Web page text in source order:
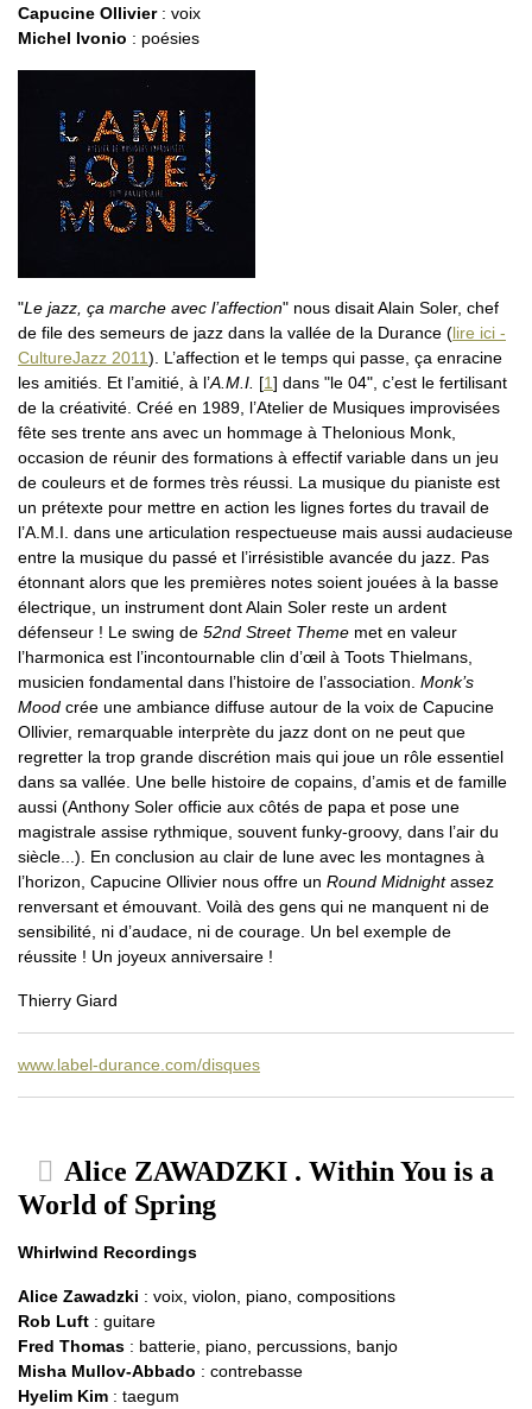
Capucine Ollivier: voix
Michel Ivonio : poésies
"Le jazz, ça marche avec l’affection" nous disait Alain Soler, chef
de file des semeurs de jazz dans la vallée de la Durance (lire ici -
CultureJazz 2011). L’affection et le temps qui passe, ça enracine
les amitiés. Et l’amitié, à l’A.M.I. [1] dans "le 04", c’est le fertilisant
de la créativité. Créé en 1989, l’Atelier de Musiques improvisées
fête ses trente ans avec un hommage à Thelonious Monk,
occasion de réunir des formations à effectif variable dans un jeu
de couleurs et de formes très réussi. La musique du pianiste est
un prétexte pour mettre en action les lignes fortes du travail de
l’A.M.I. dans une articulation respectueuse mais aussi audacieuse
entre la musique du passé et l’irrésistible avancée du jazz. Pas
étonnant alors que les premières notes soient jouées à la basse
électrique, un instrument dont Alain Soler reste un ardent
défenseur ! Le swing de 52nd Street Theme met en valeur
l’harmonica est l’incontournable clin d’œil à Toots Thielmans,
musicien fondamental dans l’histoire de l’association. Monk’s
Mood crée une ambiance diffuse autour de la voix de Capucine
Ollivier, remarquable interprète du jazz dont on ne peut que
regretter la trop grande discrétion mais qui joue un rôle essentiel
dans sa vallée. Une belle histoire de copains, d’amis et de famille
aussi (Anthony Soler officie aux côtés de papa et pose une
magistrale assise rythmique, souvent funky-groovy, dans l’air du
siècle...). En conclusion au clair de lune avec les montagnes à
l’horizon, Capucine Ollivier nous offre un Round Midnightassez
renversant et émouvant. Voilà des gens qui ne manquent ni de
sensibilité, ni d’audace, ni de courage. Un bel exemple de
réussite ! Un joyeux anniversaire !
Thierry Giard
www.label-durance.com/disques
Alice ZAWADZKI . Within You is a
World of Spring
Whirlwind Recordings
Alice Zawadzki : voix, violon, piano, compositions
Rob Luft : guitare
Fred Thomas : batterie, piano, percussions, banjo
Misha Mullov-Abbado : contrebasse
Hyelim Kim : taegum